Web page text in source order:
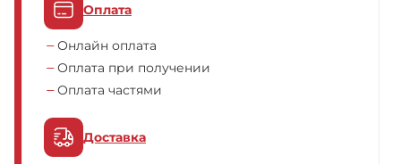
Оплата
Онлайн оплата
Оплата при получении
Оплата частями
Доставка